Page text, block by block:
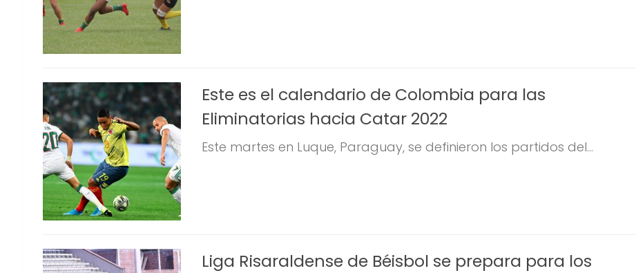
Este es el calendario de Colombia para las
Eliminatorias hacia Catar 2022
Este martes en Luque, Paraguay, se definieron los partidos del...
Liga Risaraldense de Béisbol se prepara para los